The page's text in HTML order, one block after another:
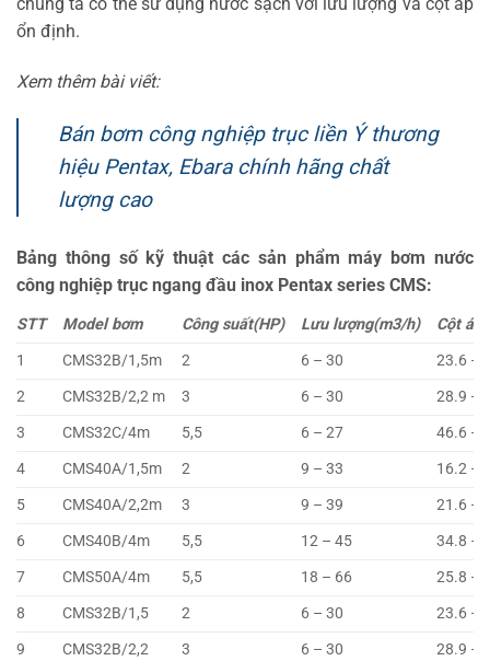
ổn định.
Xem thêm bài viết:
Bán bơm công nghiệp trục liền Ý thương
hiệu Pentax, Ebara chính hãng chất
lượng cao
Bảng thông số kỹ thuật các sản phẩm máy bơm nước
công nghiệp trục ngang đầu inox Pentax series CMS:
STT Model bơm Công suất(HP) Lưu lượng(m3/h)
Cột
1
CMS32B/1,5m 2 6 – 30
23.6 –
2
CMS32B/2,2 m 3 6 – 30
28.9 –
3
CMS32C/4m 5,5 6 – 27
46.6 –
4
CMS40A/1,5m 2 9 – 33
16.2 –
5
CMS40A/2,2m 3 9 – 39
21.6 –
6
CMS40B/4m 5,5 12 – 45
34.8 –
7
CMS50A/4m 5,5 18 – 66
25.8 –
8
CMS32B/1,5 2 6 – 30
23.6 –
9
CMS32B/2,2 3 6 – 30
28.9 –